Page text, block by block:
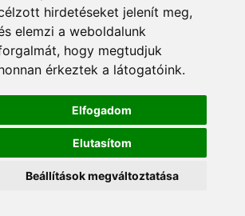
hirdetéseket jelenít meg,
elemzi a weboldalunk
hogy megtudjuk
érkeztek a látogatóink.
Elfogadom
Elutasítom
Beállítások megváltoztatása
Á.SZ.F.
Impresszum
Adatkezelési tájékoztató
© 2026 |